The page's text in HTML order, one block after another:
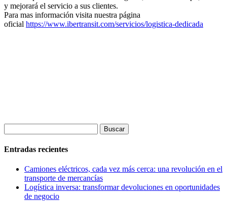
y mejorará el servicio a sus clientes.
Para mas información visita nuestra página
oficial https://www.ibertransit.com/servicios/logistica-dedicada
Entradas recientes
Camiones eléctricos, cada vez más cerca: una revolución en el
transporte de mercancías
Logística inversa: transformar devoluciones en oportunidades
de negocio